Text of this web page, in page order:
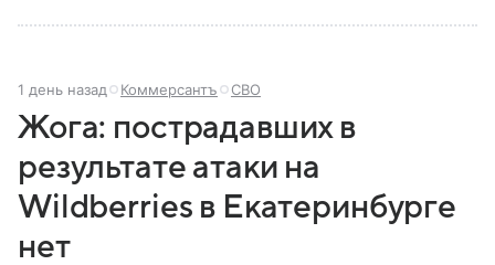
1 день назад Коммерсантъ СВО
Жога: пострадавших в
результате атаки на
Wildberries в Екатеринбурге
нет